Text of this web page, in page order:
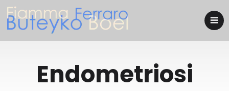
Endometriosi